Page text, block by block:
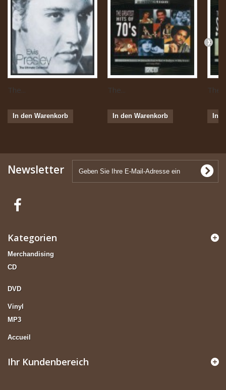
The...
In den Warenkorb
The...
In den Warenkorb
The...
In
Newsletter
Kategorien
Merchandising
CD
DVD
Vinyl
MP3
Accueil
Ihr Kundenbereich